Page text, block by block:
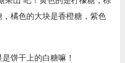
橘色的大块是香橙糖，紫色
饼干上的白糖嘛！